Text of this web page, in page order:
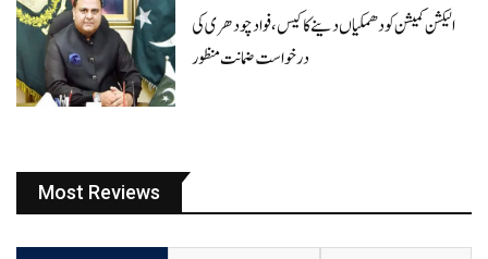
الیکشن کمیشن کو دھمکیاں دینے کا کیس، فوادچودھری کی
درخواست ضمانت منظور
Most Reviews